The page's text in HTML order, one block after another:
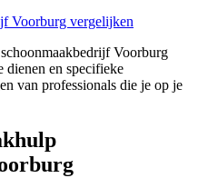
Voorburg vergelijken
Voorburg
dienen en specifieke
van professionals die je op je